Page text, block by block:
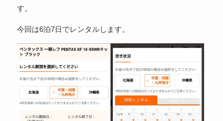
す。
今回は6泊7日でレンタルします。